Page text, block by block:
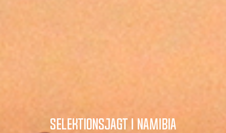
Selektionsjagt i Namibia